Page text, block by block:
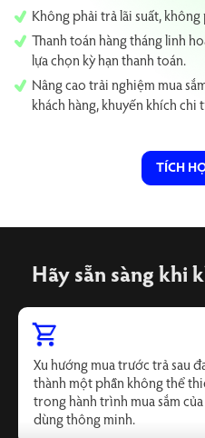
Không phải trả lãi suất, không
Thanh toán hàng tháng linh
lựa chọn kỳ hạn thanh toán.
Nâng cao trải nghiệm mua
khách hàng, khuyến khích chi
TÍCH
Hãy sẵn sàng khi
Xu hướng mua trước trả sau
thành một phần không thể
trong hành trình mua sắm
dùng thông minh.